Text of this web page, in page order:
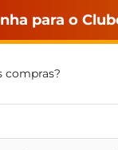
para o
compras?